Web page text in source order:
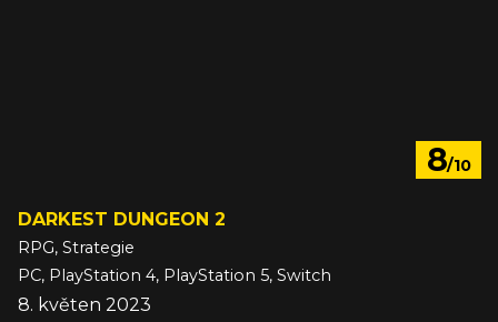
8/10
DARKEST DUNGEON 2
RPG, Strategie
PC, PlayStation 4, PlayStation 5, Switch
8. květen 2023